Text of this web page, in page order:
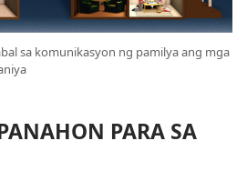
sa komunikasyon ng pamilya ang mga
PARA SA